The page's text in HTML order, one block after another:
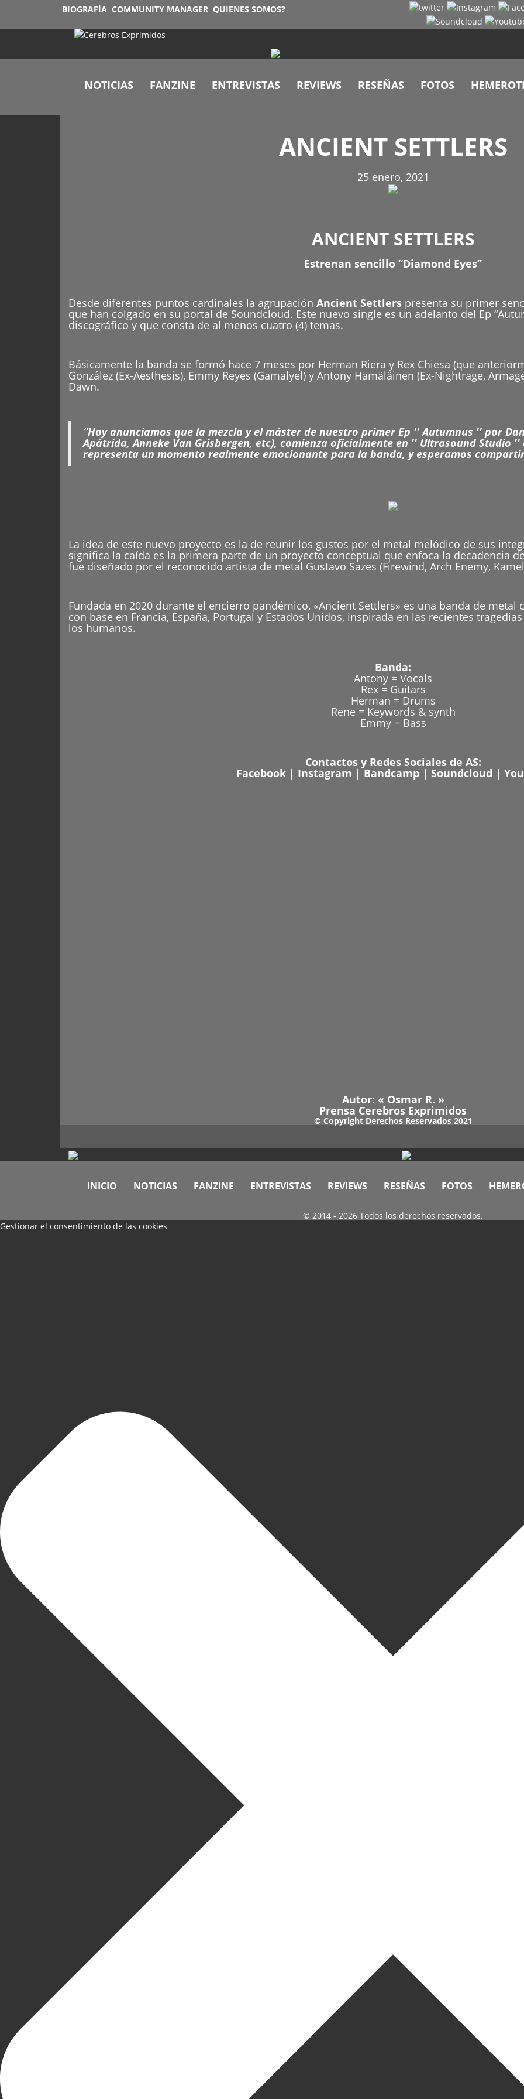
BIOGRAFÍA COMMUNITY MANAGER QUIENES SOMOS?
NOTICIAS FANZINE ENTREVISTAS REVIEWS RESEÑAS FOTOS
ANCIENT SETTLERS
25 enero, 2021
ANCIENT SETTLERS
Estrenan sencillo “Diamond Eyes”
Desde diferentes puntos cardinales la agrupación Ancient Settlers presenta su primer
que han colgado en su portal de Soundcloud. Este nuevo single es un adelanto del Ep
discográfico y que consta de al menos cuatro (4) temas.
Básicamente la banda se formó hace 7 meses por Herman Riera y Rex Chiesa (que
González (Ex-Aesthesis), Emmy Reyes (Gamalyel) y Antony Hämäläinen (Ex-Nightrage,
Dawn.
“Hoy anunciamos que la mezcla y el máster de nuestro primer Ep ′′ Autumnus ′′ por
Apátrida, Anneke Van Grisbergen, etc), comienza oficialmente en ′′ Ultrasound Studio
representa un momento realmente emocionante para la banda, y esperamos
La idea de este nuevo proyecto es la de reunir los gustos por el metal melódico de sus
significa la caída es la primera parte de un proyecto conceptual que enfoca la decadencia
fue diseñado por el reconocido artista de metal Gustavo Sazes (Firewind, Arch Enemy,
Fundada en 2020 durante el encierro pandémico, «Ancient Settlers» es una banda de
con base en Francia, España, Portugal y Estados Unidos, inspirada en las recientes
los humanos.
Banda:
Antony = Vocals
Rex = Guitars
Herman = Drums
Rene = Keywords & synth
Emmy = Bass
Contactos y Redes Sociales de AS:
Facebook | Instagram |Bandcamp | Soundcloud |
Autor: « Osmar R. »
Prensa Cerebros Exprimidos
© Copyright Derechos Reservados 2021
INICIO NOTICIAS FANZINE ENTREVISTAS REVIEWS RESEÑAS FOTOS
© 2014 - 2026 Todos los derechos reservados.
Gestionar el consentimiento de las cookies